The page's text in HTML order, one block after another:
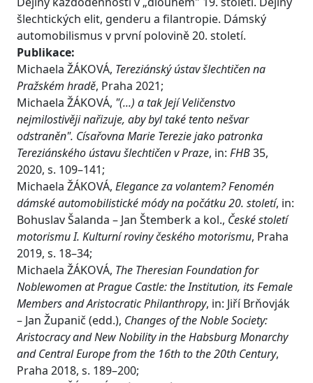
šlechtických elit, genderu a filantropie. Dámský
automobilismus v první polovině 20. století.
Publikace:
Michaela ŽÁKOVÁ, Tereziánský ústav šlechtičen na
Pražském hradě, Praha 2021;
Michaela ŽÁKOVÁ, "(...) a tak Její Veličenstvo
nejmilostivěji nařizuje, aby byl také tento nešvar
odstraněn". Císařovna Marie Terezie jako patronka
Tereziánského ústavu šlechtičen v Praze, in: FHB35,
2020, s. 109–141;
Michaela ŽÁKOVÁ, Elegance za volantem? Fenomén
dámské automobilistické módy na počátku 20. století, in:
Bohuslav Šalanda – Jan Štemberk a kol., České století
motorismu I. Kulturní roviny českého motorismu, Praha
2019, s. 18–34;
Michaela ŽÁKOVÁ, The Theresian Foundation for
Noblewomen at Prague Castle: the Institution, its Female
Members and Aristocratic Philanthropy, in: Jiří Brňovják
– Jan Županič (edd.), Changes of the Noble Society:
Aristocracy and New Nobility in the Habsburg Monarchy
and Central Europe from the 16th to the 20th Century,
Praha 2018, s. 189–200;